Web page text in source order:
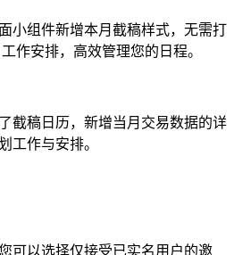
组件新增本月截稿样式，无需打
作安排，高效管理您的日程。
稿日历，新增当月交易数据的详
工作与安排。
以选择仅接受已实名用户的邀